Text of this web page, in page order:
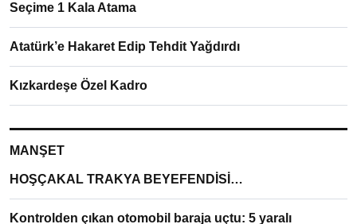
Seçime 1 Kala Atama
Atatürk’e Hakaret Edip Tehdit Yağdırdı
Kızkardeşe Özel Kadro
MANŞET
HOŞÇAKAL TRAKYA BEYEFENDİSİ…
Kontrolden çıkan otomobil baraja uçtu: 5 yaralı